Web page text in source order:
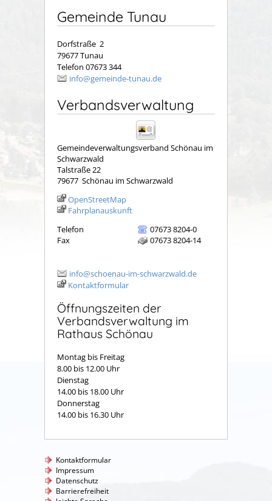
Gemeinde Tunau
Dorfstraße 2
79677 Tunau
Telefon 07673 344
info@gemeinde-tunau.de
Verbandsverwaltung
Gemeindeverwaltungsverband Schönau im
Schwarzwald
Talstraße 22
79677 Schönau im Schwarzwald
OpenStreetMap
Fahrplanauskunft
Telefon
07673 8204-0
Fax
07673 8204-14
info@schoenau-im-schwarzwald.de
Kontaktformular
Öffnungszeiten der
Verbandsverwaltung im
Rathaus Schönau
Montag bis Freitag
8.00 bis 12.00 Uhr
Dienstag
14.00 bis 18.00 Uhr
Donnerstag
14.00 bis 16.30 Uhr
Kontaktformular
Impressum
Datenschutz
Barrierefreiheit